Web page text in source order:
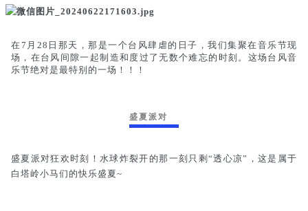
在7月28日那天，那是一个台风肆虐的日子，我们集聚在音乐节现
场，在台风间隙一起制造和度过了无数个难忘的时刻。这场台风音
乐节绝对是最特别的一场！！！
盛夏派对
盛夏派对狂欢时刻！水球炸裂开的那一刻只剩“透心凉”，这是属于
白塔岭小马们的快乐盛夏~